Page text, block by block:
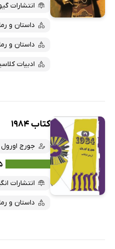
انتشارات
داستان و
داستان و
ادبیات
کتاب 1984
جورج اورول
انتشارات
داستان و